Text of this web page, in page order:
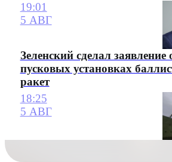
19:01
5 АВГ
Зеленский сделал заявление
пусковых установках
ракет
18:25
5 АВГ